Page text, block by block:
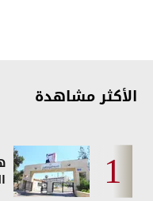
الأكثر مشاهدة